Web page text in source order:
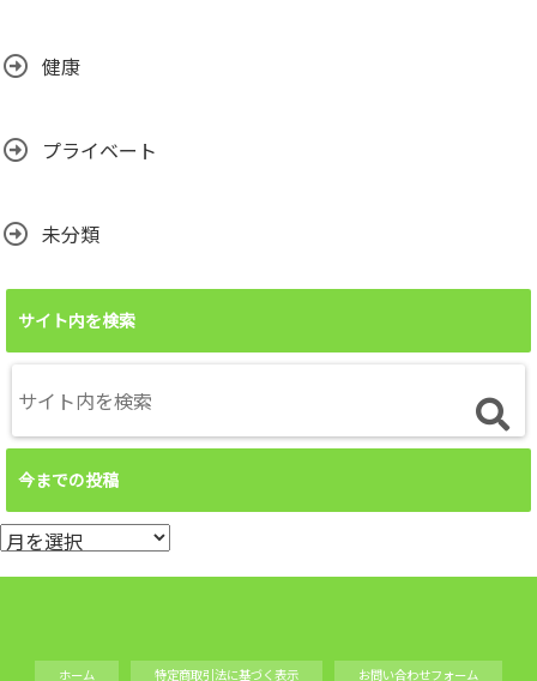
健康
プライベート
未分類
サイト内を検索
今までの投稿
今
ホーム 特定商取引法に基づく表示 お問い合わせフォーム